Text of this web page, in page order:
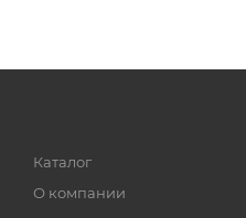
Каталог
О компании